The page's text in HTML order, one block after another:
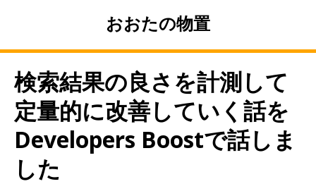
おおたの物置
検索結果の良さを計測して
定量的に改善していく話を
Developers Boostで話しま
した